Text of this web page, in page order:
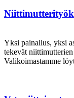
Yksi painallus, yksi
tekevät niittimutterien
Valikoimastamme